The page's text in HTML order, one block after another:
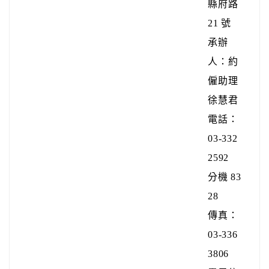
縣府路
21 號
承辦
人：約
僱助理
徐慧君
電話：
03-332
2592
分機 83
28
傳真：
03-336
3806